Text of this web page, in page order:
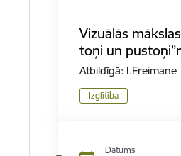
Vizuālās
toņi un
Atbildīgā: I.Freimane
Izglītība
Datums